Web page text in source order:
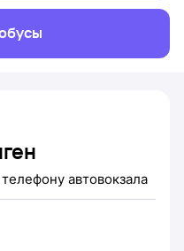
автовокзала